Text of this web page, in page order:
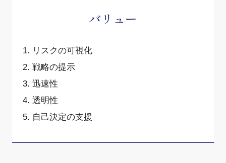
バリュー
1. リスクの可視化
2. 戦略の提示
3. 迅速性
4. 透明性
5. 自己決定の支援